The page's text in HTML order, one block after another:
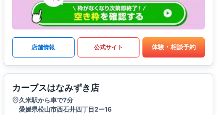
店舗情報 公式サイト 体験・相談予約
カーブスはなみずき店
久米駅から車で7分
愛媛県松山市西石井四丁目2ー16